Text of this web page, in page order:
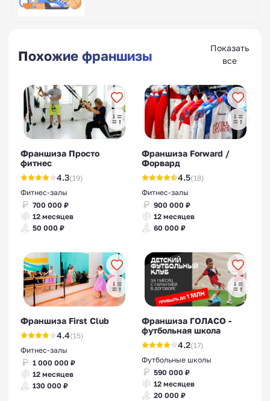
Похожие франшизы
Показать
все
Франшиза Просто
фитнес
4.3(19)
Фитнес-залы
700 000 ₽
12 месяцев
50 000 ₽
Франшиза Forward /
Форвард
4.5(18)
Фитнес-залы
900 000 ₽
12 месяцев
60 000 ₽
Франшиза First Club
4.4(15)
Фитнес-залы
1 000 000 ₽
12 месяцев
130 000 ₽
Франшиза ГОЛАСО -
футбольная школа
4.2(17)
Футбольные школы
590 000 ₽
12 месяцев
20 000 ₽